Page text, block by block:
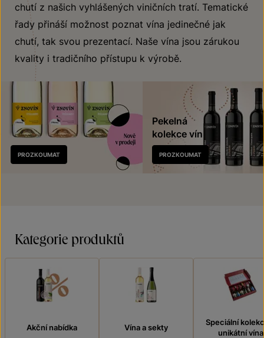
chutí z našich vyhlášených viničních tratí. Tematické
řady přináší možnost poznat vína jedinečné jak
chutí, tak svou prezentací. Naše vína jsou zárukou
kvality i tradičního přístupu k výrobě.
Nově
v prodeji
PROZKOUMAT
Pekelná
kolekce vín
PROZKOUMAT
Kategorie produktů
Akční nabídka Vína a sekty
Speciální
unikátní vína